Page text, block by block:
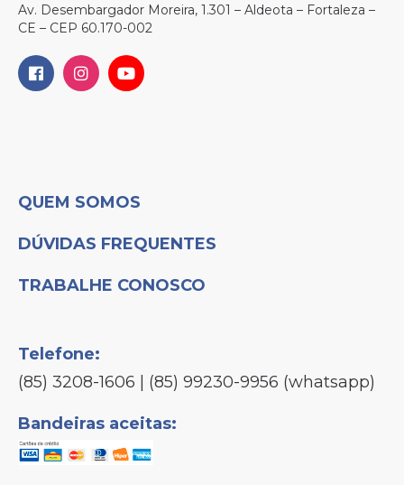
Av. Desembargador Moreira, 1.301 – Aldeota – Fortaleza –
CE – CEP 60.170-002
QUEM SOMOS
DÚVIDAS FREQUENTES
TRABALHE CONOSCO
Telefone:
(85) 3208-1606 | (85) 99230-9956 (whatsapp)
Bandeiras aceitas: